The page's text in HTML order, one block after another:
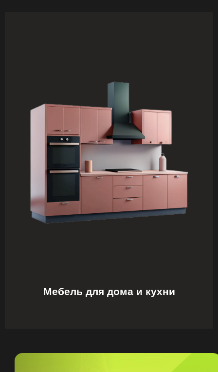
Мебель для дома и кухни